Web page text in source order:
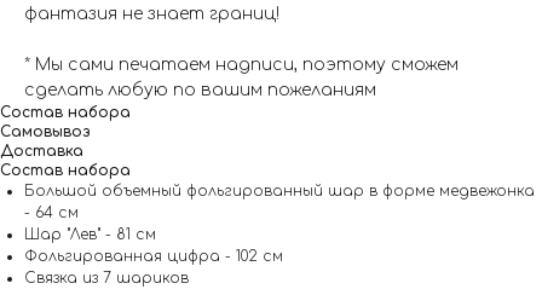
фантазия не знает границ!
* Мы сами печатаем надписи, поэтому сможем
сделать любую по вашим пожеланиям
Состав набора
Самовывоз
Доставка
Состав набора
Большой объемный фольгированный шар в форме медвежонка
- 64 см
Шар "Лев" - 81 см
Фольгированная цифра - 102 см
Связка из 7 шариков